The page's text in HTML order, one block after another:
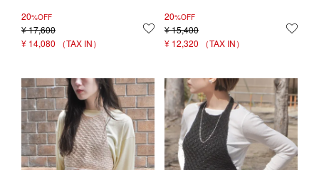
20%OFF
¥17,600
¥ 14,080
お気に入りに登録する
20%OFF
¥15,400
¥ 12,320